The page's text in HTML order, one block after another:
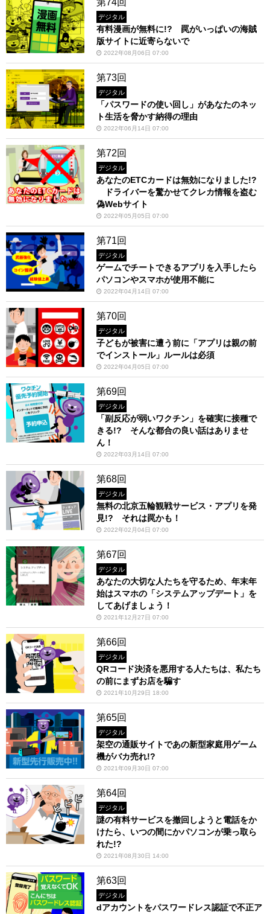
第74回
デジタル
有料漫画が無料に!? 罠がいっぱいの海賊
版サイトに近寄らないで
2022年08月06日 07:00
第73回
デジタル
「パスワードの使い回し」があなたのネッ
ト生活を脅かす納得の理由
2022年06月14日 07:00
第72回
デジタル
あなたのETCカードは無効になりました!?
ドライバーを驚かせてクレカ情報を盗む
偽Webサイト
2022年05月05日 07:00
第71回
デジタル
ゲームでチートできるアプリを入手したら
パソコンやスマホが使用不能に
2022年04月14日 07:00
第70回
デジタル
子どもが被害に遭う前に「アプリは親の前
でインストール」ルールは必須
2022年04月05日 07:00
第69回
デジタル
「副反応が弱いワクチン」を確実に接種で
きる!? そんな都合の良い話はありませ
ん！
2022年03月14日 07:00
第68回
デジタル
無料の北京五輪観戦サービス・アプリを発
見!? それは罠かも！
2022年02月04日 07:00
第67回
デジタル
あなたの大切な人たちを守るため、年末年
始はスマホの「システムアップデート」を
してあげましょう！
2021年12月27日 07:00
第66回
デジタル
QRコード決済を悪用する人たちは、私たち
の前にまずお店を騙す
2021年10月29日 18:00
第65回
デジタル
架空の通販サイトであの新型家庭用ゲーム
機がバカ売れ!?
2021年09月30日 07:00
第64回
デジタル
謎の有料サービスを撤回しようと電話をか
けたら、いつの間にかパソコンが乗っ取ら
れた!?
2021年08月30日 14:00
第63回
デジタル
dアカウントをパスワードレス認証で不正ア